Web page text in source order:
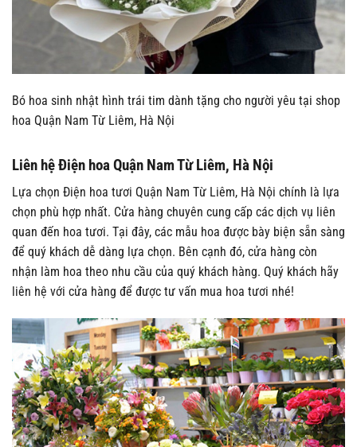
Bó hoa sinh nhật hình trái tim dành tặng cho người yêu tại shop
hoa Quận Nam Từ Liêm, Hà Nội
Liên hệ Điện hoa Quận Nam Từ Liêm, Hà Nội
Lựa chọn Điện hoa tươi Quận Nam Từ Liêm, Hà Nội chính là lựa
chọn phù hợp nhất. Cửa hàng chuyên cung cấp các dịch vụ liên
quan đến hoa tươi. Tại đây, các mẫu hoa được bày biện sẵn sàng
để quý khách dễ dàng lựa chọn. Bên cạnh đó, cửa hàng còn
nhận làm hoa theo nhu cầu của quý khách hàng. Quý khách hãy
liên hệ với cửa hàng để được tư vấn mua hoa tươi nhé!